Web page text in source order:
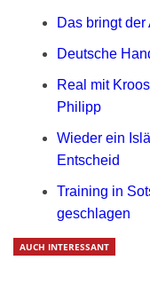
Das bringt der
Deutsche
Real mit
Philipp
Wieder ein
Entscheid
Training in
geschlagen
AUCH INTERESSANT